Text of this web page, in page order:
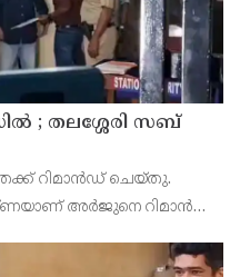
; തലശ്ശേരി സബ്
റിമാൻഡ് ചെയ്തു.
അർജുനെ റിമാൻഡ്